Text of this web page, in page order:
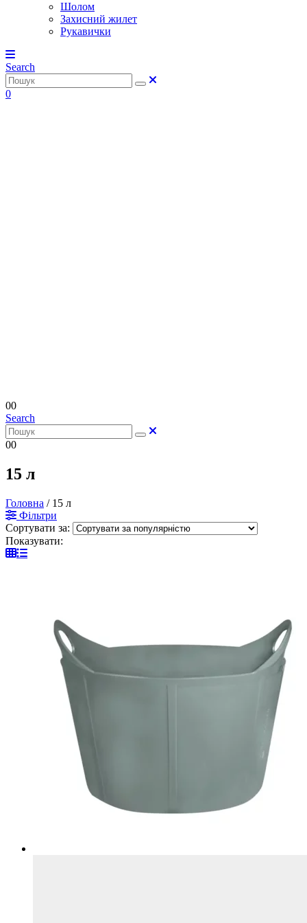
Шолом
Захисний жилет
Рукавички
Search
0
00
Search
00
15 л
Головна / 15 л
Фільтри
Сортувати за:
Показувати: